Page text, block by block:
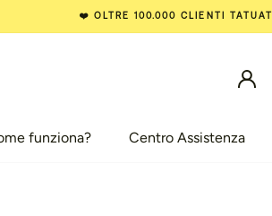
❤️ OLTRE 100.000 CLIENTI TATUAT
funziona? Centro Assistenza